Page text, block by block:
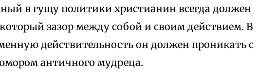
в гущу политики христианин всегда должен
зазор между собой и своим действием. В
действительность он должен проникать с
античного мудреца.